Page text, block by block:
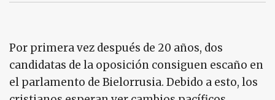
Por primera vez después de 20 años, dos
candidatas de la oposición consiguen escaño en
el parlamento de Bielorrusia. Debido a esto, los